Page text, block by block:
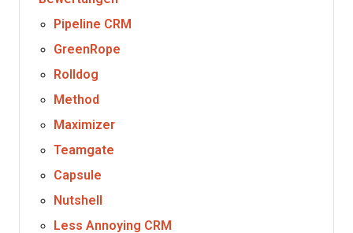
Pipeline CRM
GreenRope
Rolldog
Method
Maximizer
Teamgate
Capsule
Nutshell
Less Annoying CRM